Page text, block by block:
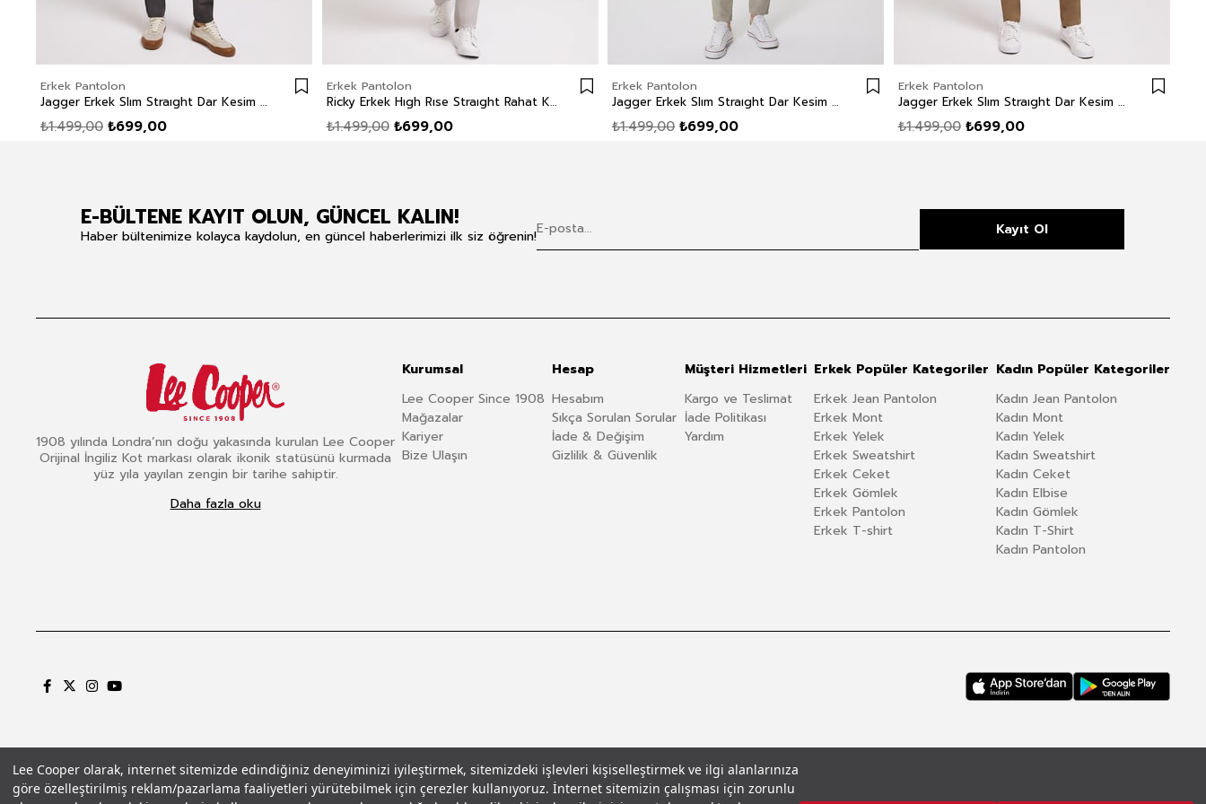
Lee Cooper olarak, internet sitemizde edindiğiniz deneyiminizi iyileştirmek, sitemizdeki işlevleri kişiselleştirmek ve ilgi alanlarınıza
göre özelleştirilmiş reklam/pazarlama faaliyetleri yürütebilmek için çerezler kullanıyoruz. İnternet sitemizin çalışması için zorunlu
Erkek Pantolon
Jagger Erkek Slım Straıght Dar Kesim Normal Bel Dokuma Pantolon Düz Paça Yeşil
₺699,00
₺1.499,00
Erkek Pantolon
Ricky Erkek Hıgh Rıse Straıght Rahat Kesim Yüksek Bel Dokuma Pantolon Düz Paça Beyaz
₺699,00
₺1.499,00
Erkek Pantolon
Jagger Erkek Slım Straıght Dar Kesim Normal Bel Dokuma Pantolon Düz Paça Beyaz
₺699,00
₺1.499,00
Erkek Pantolon
Jagger Erkek Slım Straıght Dar Kesim Normal Bel Dokuma Pantolon Düz Paça Beyaz
₺699,00
₺1.499,00
E-BÜLTENE KAYIT OLUN, GÜNCEL KALIN!
Haber bültenimize kolayca kaydolun, en güncel haberlerimizi ilk siz öğrenin! Kayıt Ol
1908 yılında Londra’nın doğu yakasında kurulan Lee Cooper
Orijinal İngiliz Kot markası olarak ikonik statüsünü kurmada
yüz yıla yayılan zengin bir tarihe sahiptir.
Daha fazla oku
Kurumsal
Lee Cooper Since 1908
Mağazalar
Kariyer
Bize Ulaşın
Hesap
Hesabım
Sıkça Sorulan Sorular
İade & Değişim
Gizlilik & Güvenlik
Müşteri Hizmetleri
Kargo ve Teslimat
İade Politikası
Yardım
Erkek Popüler Kategoriler
Erkek Jean Pantolon
Erkek Mont
Erkek Yelek
Erkek Sweatshirt
Erkek Ceket
Erkek Gömlek
Erkek Pantolon
Erkek T-shirt
Kadın Popüler Kategoriler
Kadın Jean Pantolon
Kadın Mont
Kadın Yelek
Kadın Sweatshirt
Kadın Ceket
Kadın Elbise
Kadın Gömlek
Kadın T-Shirt
Kadın Pantolon
Gizlilik PolitikasıÇerez PolitikasıKVKK Aydınlatma MetniŞartlar ve Koşullar© 2026 Leecooper - Tüm Hakları Saklıdır.